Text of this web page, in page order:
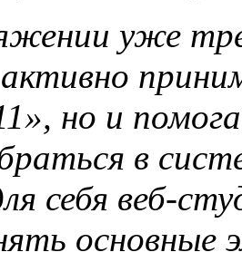
уже
но и
в
себя веб-